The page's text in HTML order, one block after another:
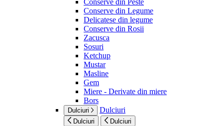
Conserve din Peste
Conserve din Legume
Delicatese din legume
Conserve din Rosii
Zacusca
Sosuri
Ketchup
Mustar
Masline
Gem
Miere - Derivate din miere
Bors
Dulciuri Dulciuri
Dulciuri Dulciuri